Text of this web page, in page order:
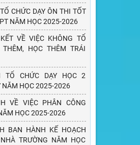
CHỨC DẠY ÔN THI TỐT
NĂM HỌC 2025-2026
VỀ VIỆC KHÔNG TỔ
THÊM, HỌC THÊM TRÁI
TỔ CHỨC DẠY HỌC 2
NĂM HỌC 2025-2026
VỀ VIỆC PHÂN CÔNG
HỌC 2025-2026
BAN HÀNH KẾ HOẠCH
TRƯỜNG NĂM HỌC